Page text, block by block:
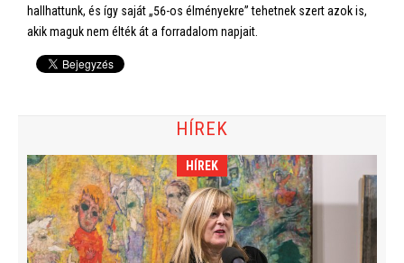
hallhattunk, és így saját „56-os élményekre” tehetnek szert azok is,
akik maguk nem élték át a forradalom napjait.
HÍREK
HÍREK